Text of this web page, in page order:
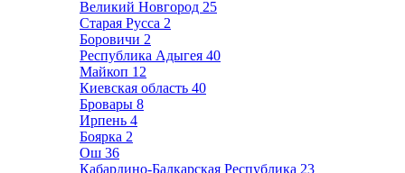
Великий Новгород 25
Старая Русса 2
Боровичи 2
Республика Адыгея 40
Майкоп 12
Киевская область 40
Бровары 8
Ирпень 4
Боярка 2
Ош 36
Кабардино-Балкарская Республика 23